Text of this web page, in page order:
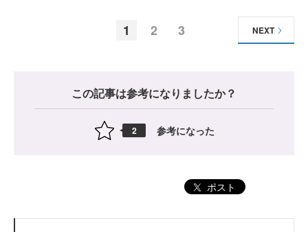
1 2 3 NEXT
この記事は参考になりましたか？
2 参考になった
ポスト